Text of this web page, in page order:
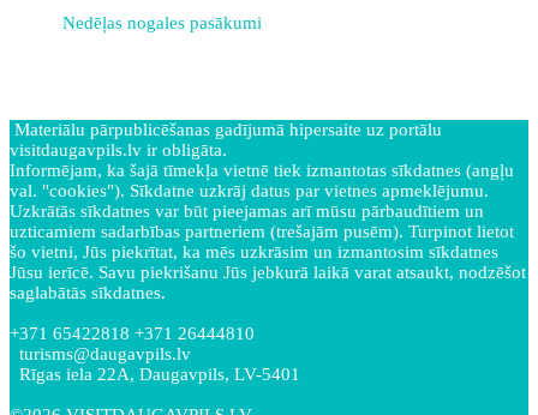
Nedēļas nogales pasākumi
Materiālu pārpublicēšanas gadījumā hipersaite uz portālu
visitdaugavpils.lv ir obligāta.
Informējam, ka šajā tīmekļa vietnē tiek izmantotas sīkdatnes (angļu
val. "cookies"). Sīkdatne uzkrāj datus par vietnes apmeklējumu.
Uzkrātās sīkdatnes var būt pieejamas arī mūsu pārbaudītiem un
uzticamiem sadarbības partneriem (trešajām pusēm). Turpinot lietot
šo vietni, Jūs piekrītat, ka mēs uzkrāsim un izmantosim sīkdatnes
Jūsu ierīcē. Savu piekrišanu Jūs jebkurā laikā varat atsaukt, nodzēšot
saglabātās sīkdatnes.
+371 65422818 +371 26444810
turisms@daugavpils.lv
Rīgas iela 22A, Daugavpils, LV-5401